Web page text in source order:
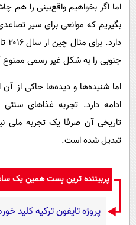
اما اگر بخواهیم واقع‌بینی را هم
بگیریم که موانعی برای سیر
جنوبی را به شکل غیر رسمی
اما شنیده‌ها و دیده‌ها حاکی از
ادامه دارد. تجربه غذاهای
تاریخی آن صرفا یک تجربه ملی
تبدیل شده است.
پربیننده ترین پست همین یک
پروژه تایفون ترکیه کلید